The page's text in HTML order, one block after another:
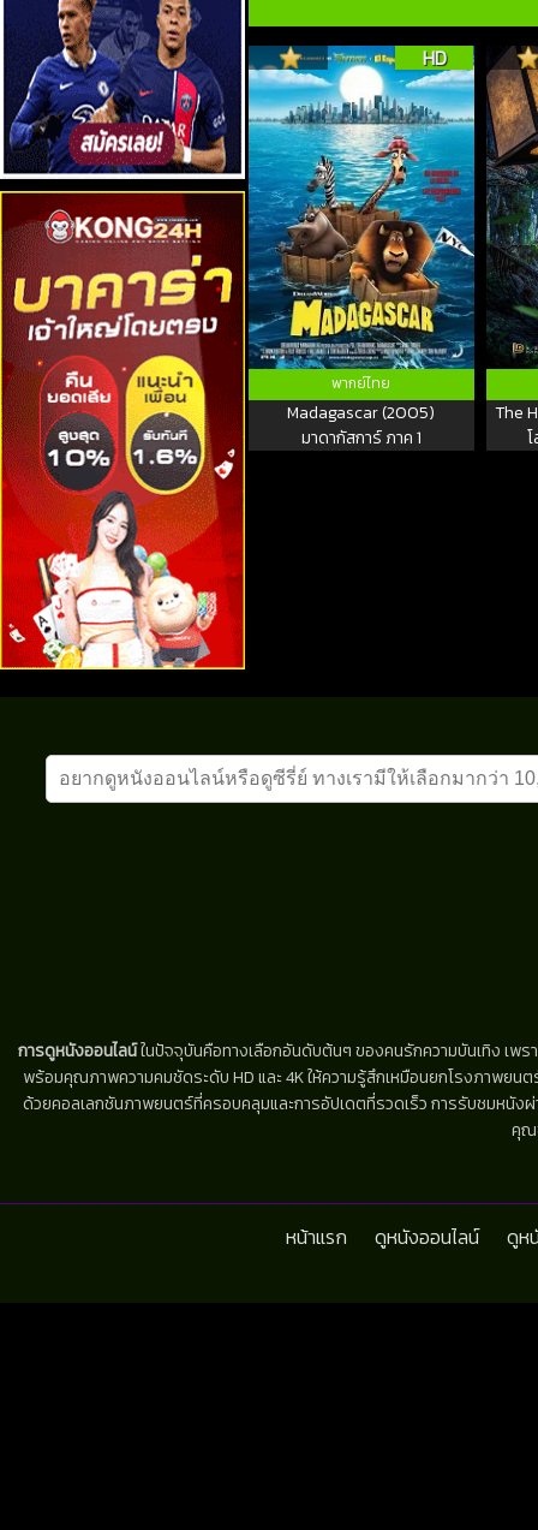
HD
พากย์ไทย
Madagascar (2005)
มาดากัสการ์ ภาค 1
The
การดูหนังออนไลน์ในปัจจุบันคือทางเลือกอันดับต้นๆ ของคนรักความบันเทิง เพร
พร้อมคุณภาพความคมชัดระดับ HD และ 4K ให้ความรู้สึกเหมือนยกโรงภาพยน
ด้วยคอลเลกชันภาพยนตร์ที่ครอบคลุมและการอัปเดตที่รวดเร็ว การรับชมหนัง
คุณ
หน้าแรก ดูหนังออนไลน์ ดูห